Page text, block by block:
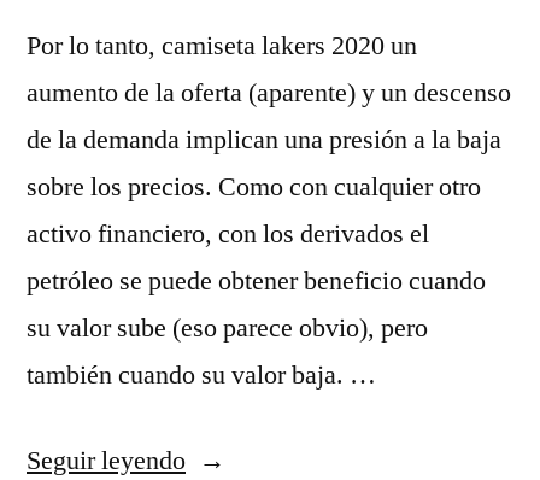
Por lo tanto, camiseta lakers 2020 un
aumento de la oferta (aparente) y un descenso
de la demanda implican una presión a la baja
sobre los precios. Como con cualquier otro
activo financiero, con los derivados el
petróleo se puede obtener beneficio cuando
su valor sube (eso parece obvio), pero
también cuando su valor baja. …
Seguir leyendo«Camisetas